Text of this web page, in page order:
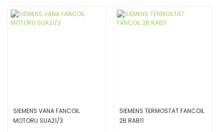
SIEMENS VANA FANCOİL
MOTORU SUA21/3
SIEMENS TERMOSTAT FANCOİL
2B RAB11